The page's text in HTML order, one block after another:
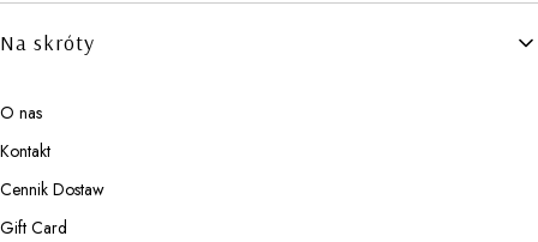
Linki w stopce
Na skróty
O nas
Kontakt
Cennik Dostaw
Gift Card